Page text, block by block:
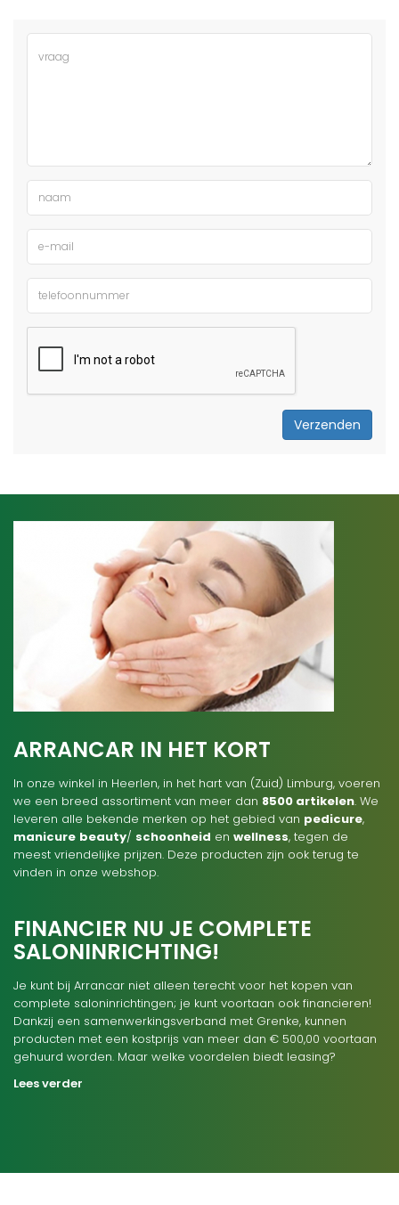
Verzenden
ARRANCAR IN HET KORT
In onze winkel in Heerlen, in het hart van (Zuid) Limburg, voeren
we een breed assortiment van meer dan 8500 artikelen. We
leveren alle bekende merken op het gebied van pedicure,
manicure beauty/ schoonheid en wellness, tegen de
meest vriendelijke prijzen. Deze producten zijn ook terug te
vinden in onze webshop.
FINANCIER NU JE COMPLETE
SALONINRICHTING!
Je kunt bij Arrancar niet alleen terecht voor het kopen van
complete saloninrichtingen; je kunt voortaan ook financieren!
Dankzij een samenwerkingsverband met Grenke, kunnen
producten met een kostprijs van meer dan € 500,00 voortaan
gehuurd worden. Maar welke voordelen biedt leasing?
Lees verder